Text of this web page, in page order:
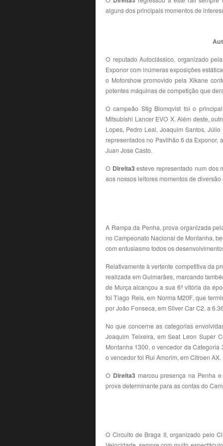
alguns dos principais momentos de
O reputado Autoclássico, organizado
Exponor com inúmeras exposições
o Motorshow promovido pela Xikane
potentes máquinas de competição que
O campeão Stig Blomqvist foi o
Mitsubishi Lancer EVO X. Além deste,
Lopes, Pedro Leal, Joaquim Santos, Júlio
representados no Pavilhão 6 da Exponor,
Juan Jose Casto.
O Direita3esteve representado num dos
aos nossos leitores momentos de
A Rampa da Penha, prova organizada
no Campeonato Nacional de Montanha,
com entusiasmo todos os
Relativamente à vertente competitiva da
realizada em Guimarães, marcando
de Murça alcançou a sua 6ª vitória da
foi Tiago Reis, em Norma M20F, que
por João Fonseca, em Silver Car C2, a
No que concerne as categorias
Joaquim Teixeira, em Seat Leon Super
Montanha 1300, o vencedor da
o vencedor foi Rui Amorim, em Citroen AX.
O Direita3 marcou presença na Penha
prova determinante para as contas do
O Circuito de Braga II, organizado pelo